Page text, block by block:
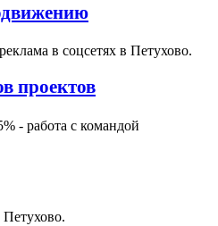
в соцсетях в Петухово.
проектов
- работа с командой
Петухово.